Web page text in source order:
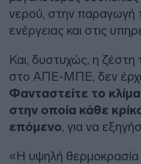
νερού, στην παραγωγή
ενέργειας και στις
Και, δυστυχώς, η ζέστη
στο ΑΠΕ-ΜΠΕ, δεν
Φανταστείτε το
στην οποία κάθε
επόμενο, για να
«Η υψηλή θερμοκρασία